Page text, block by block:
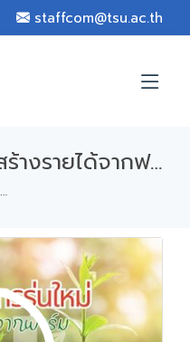
staffcom@tsu.ac.th
ผู้ประกอบการรุ่นใหม่สร้างรายได้จากฟาร์ม